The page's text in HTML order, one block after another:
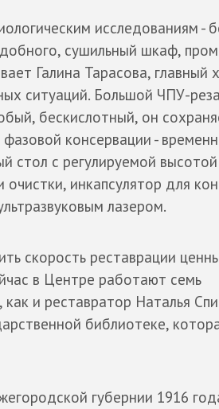
исследованиям -
сушильный шкаф,
Галина Тарасова, главный
ситуаций. Большой ЧПУ-
бескислотный, он
консервации -
стол с регулируемой
инкапсулятор для
лазером.
скорость реставрации
в Центре работают семь
и реставратор Наталья
библиотеке,
губернии 1916